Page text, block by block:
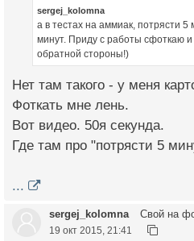
sergej_kolomna
а в тестах на аммиак, потрясти
минут. Приду с работы сфоткаю
обратной стороны!)
Нет там такого - у меня
Фоткать мне лень.
Вот видео. 50я секунда.
Где там про "потрясти 5
...
sergej_kolomna Свой на
19 окт 2015, 21:41